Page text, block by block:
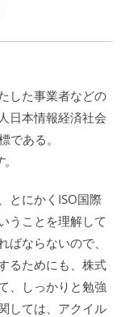
した事業者などの
日本情報経済社会
である。
とにかくISO国際
うことを理解して
ならないので、
るためにも、株式
、しっかりと勉強
しては、アクイル